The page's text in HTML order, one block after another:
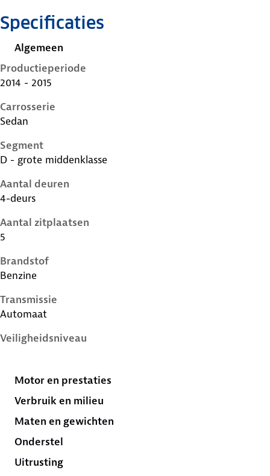
Specificaties
Algemeen
Productieperiode
2014 - 2015
Carrosserie
Sedan
Segment
D - grote middenklasse
Aantal deuren
4-deurs
Aantal zitplaatsen
5
Brandstof
Benzine
Transmissie
Automaat
Veiligheidsniveau
Motor en prestaties
Verbruik en milieu
Maten en gewichten
Onderstel
Uitrusting